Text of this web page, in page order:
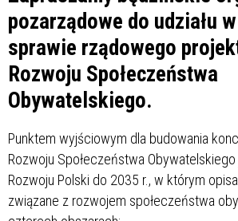
pozarządowe do udziału
sprawie rządowego
Rozwoju Społeczeństwa
Obywatelskiego.
Punktem wyjściowym dla budowania
Rozwoju Społeczeństwa
Rozwoju Polski do 2035 r., w którym
związane z rozwojem społeczeństwa